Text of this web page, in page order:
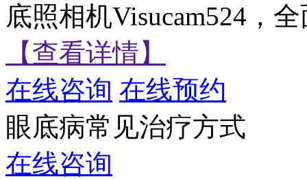
底照相机Visucam524，
【查看详情】
在线咨询 在线预约
眼底病常见治疗方式
在线咨询